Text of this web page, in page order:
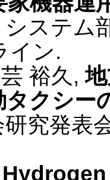
ステム
イン.
裕久 ,
クシー
究発表